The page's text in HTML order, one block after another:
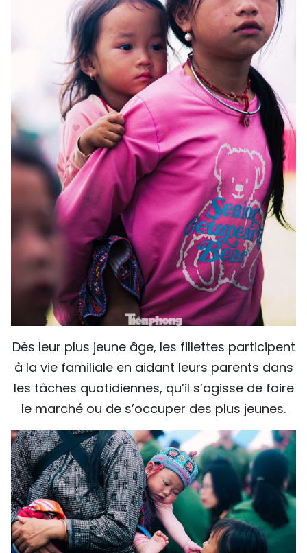
Dès leur plus jeune âge, les fillettes participent
à la vie familiale en aidant leurs parents dans
les tâches quotidiennes, qu’il s’agisse de faire
le marché ou de s’occuper des plus jeunes.